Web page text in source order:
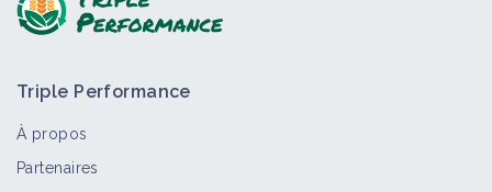
Triple Performance
À propos
Partenaires